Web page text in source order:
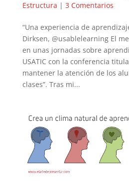
Estructura | 3 Comentarios
“Una experiencia de
Dirksen, @usablelearning El
en unas jornadas sobre
USATIC con la conferencia
mantener la atención de los
clases”. Tras mi...